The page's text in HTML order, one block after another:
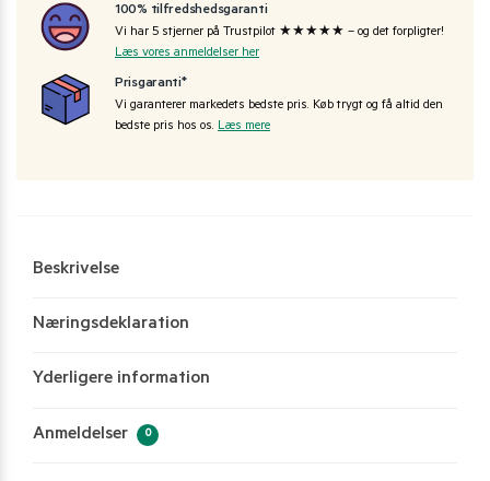
100% tilfredshedsgaranti
Vi har 5 stjerner på Trustpilot ★★★★★ – og det forpligter!
Læs vores anmeldelser her
Prisgaranti*
Vi garanterer markedets bedste pris. Køb trygt og få altid den
bedste pris hos os. Læs mere
Beskrivelse
Næringsdeklaration
Yderligere information
Anmeldelser 0